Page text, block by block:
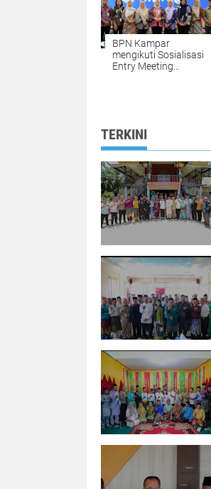
BPN Kampar
mengikuti Sosialisasi
Entry Meeting
TERKINI